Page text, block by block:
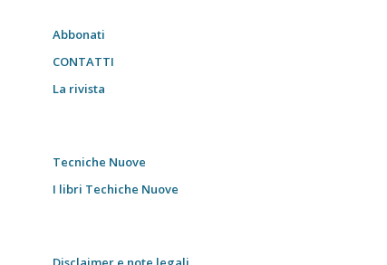
Abbonati
CONTATTI
La rivista
Tecniche Nuove
I libri Techiche Nuove